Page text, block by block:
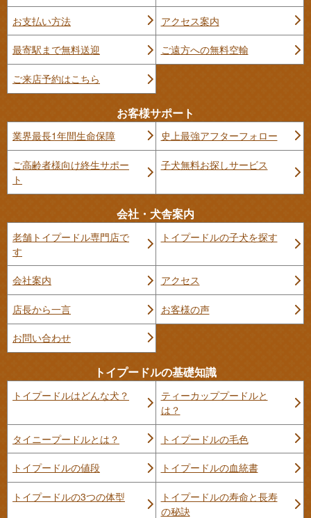
お支払い方法 アクセス案内
最寄駅まで無料送迎 ご遠方への無料空輸
ご来店予約はこちら
お客様サポート
業界最長1年間生命保障 史上最強アフターフォロー
ご高齢者様向け終生サポー
ト
子犬無料お探しサービス
会社・犬舎案内
老舗トイプードル専門店で
す
トイプードルの子犬を探す
会社案内 アクセス
店長から一言 お客様の声
お問い合わせ
トイプードルの基礎知識
トイプードルはどんな犬？
ティーカッププードルと
は？
タイニープードルとは？ トイプードルの毛色
トイプードルの値段 トイプードルの血統書
トイプードルの3つの体型
トイプードルの寿命と長寿
の秘訣